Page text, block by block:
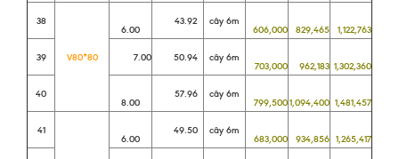
38
V80*80
6.00
43.92 cây 6m
606,000 829,465 1,122,763
39 7.00 50.94 cây 6m
703,000 962,183 1,302,360
40
8.00
57.96 cây 6m
799,5001,094,400 1,481,457
41
6.00
49.50 cây 6m
683,000 934,856 1,265,417